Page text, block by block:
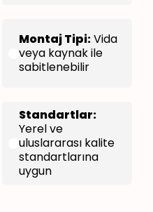
Montaj Tipi:Vida
veya kaynak ile
sabitlenebilir
Standartlar:
Yerel ve
uluslararası kalite
standartlarına
uygun